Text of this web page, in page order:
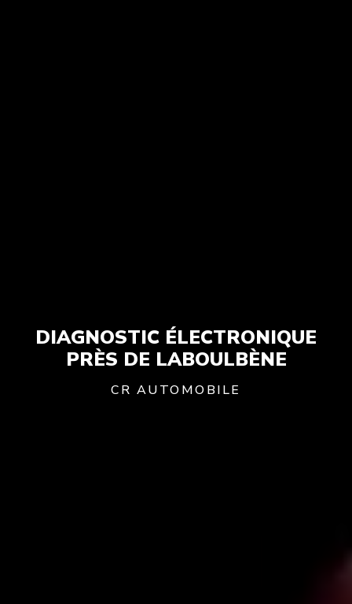
DIAGNOSTIC ÉLECTRONIQUE
PRÈS DE LABOULBÈNE
CR AUTOMOBILE